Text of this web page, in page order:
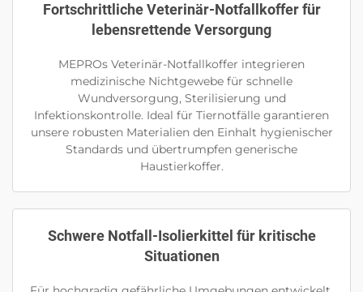
Fortschrittliche Veterinär-Notfallkoffer für
lebensrettende Versorgung
MEPROs Veterinär-Notfallkoffer integrieren
medizinische Nichtgewebe für schnelle
Wundversorgung, Sterilisierung und
Infektionskontrolle. Ideal für Tiernotfälle garantieren
unsere robusten Materialien den Einhalt hygienischer
Standards und übertrumpfen generische
Haustierkoffer.
Schwere Notfall-Isolierkittel für kritische
Situationen